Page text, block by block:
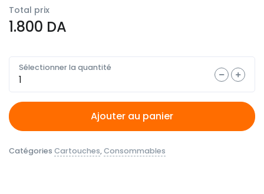
Total prix
1.800 DA
Sélectionner la quantité
Quantité
Ajouter au panier
Catégories Cartouches,Consommables